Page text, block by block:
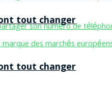
tout changer
tout changer